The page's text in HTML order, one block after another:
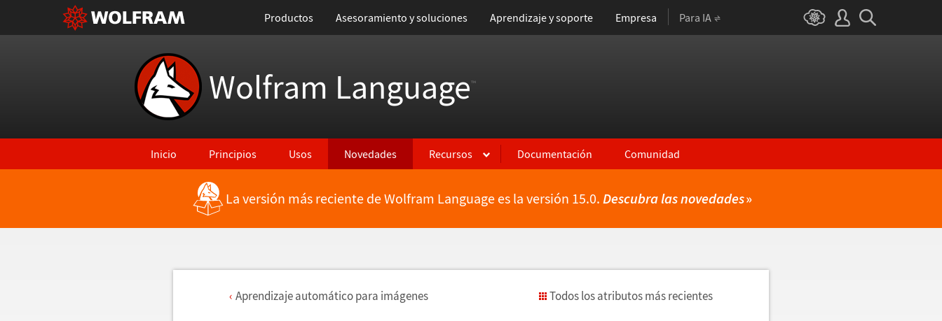
Productos Asesoramiento y soluciones Aprendizaje y soporte Empresa Para IA
Wolfram Language™
Inicio Principios Usos Novedades Recursos Documentación Comunidad
La versión más reciente de Wolfram Language es la versión 15.0. Descubra las novedades»
Aprendizaje automático para imágenes Todos los atributos más recientes